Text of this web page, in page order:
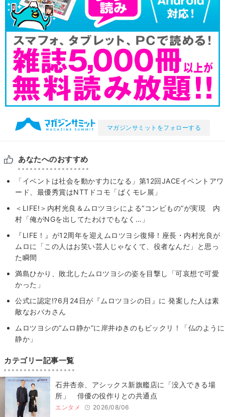
マガジンサミットをフォローする
あなたへのおすすめ
「イベントは社会を動かす力になる」第12回JACEイベントアワ
ード、最優秀賞はNTTドコモ「ばくモレ展」
＜LIFE!＞内村光良＆ムロツヨシによる“コンビもの”が実現 内
村「俺がNGを出してたわけでもなく…」
『LIFE！』が12周年を迎えムロツヨシ復帰！座長・内村光良が
ムロに「この人はお笑い芸人じゃなくて、役者なんだ」と思っ
た瞬間
満島ひかり、敗北したムロツヨシの姿を目撃し「可哀想で可愛
かった」
公式に認定!?6月24日が『ムロツヨシの日』に 発案した人は素
敵なおバカさん
ムロツヨシの“ムロ静か”に岸井ゆきのもビックリ！「仏のように
静か」
カテゴリー記事一覧
石井杏奈、アシックス新旗艦店に「没入できる場
所」 俳優の役作りとの共通点
エンタメ 2026/08/06